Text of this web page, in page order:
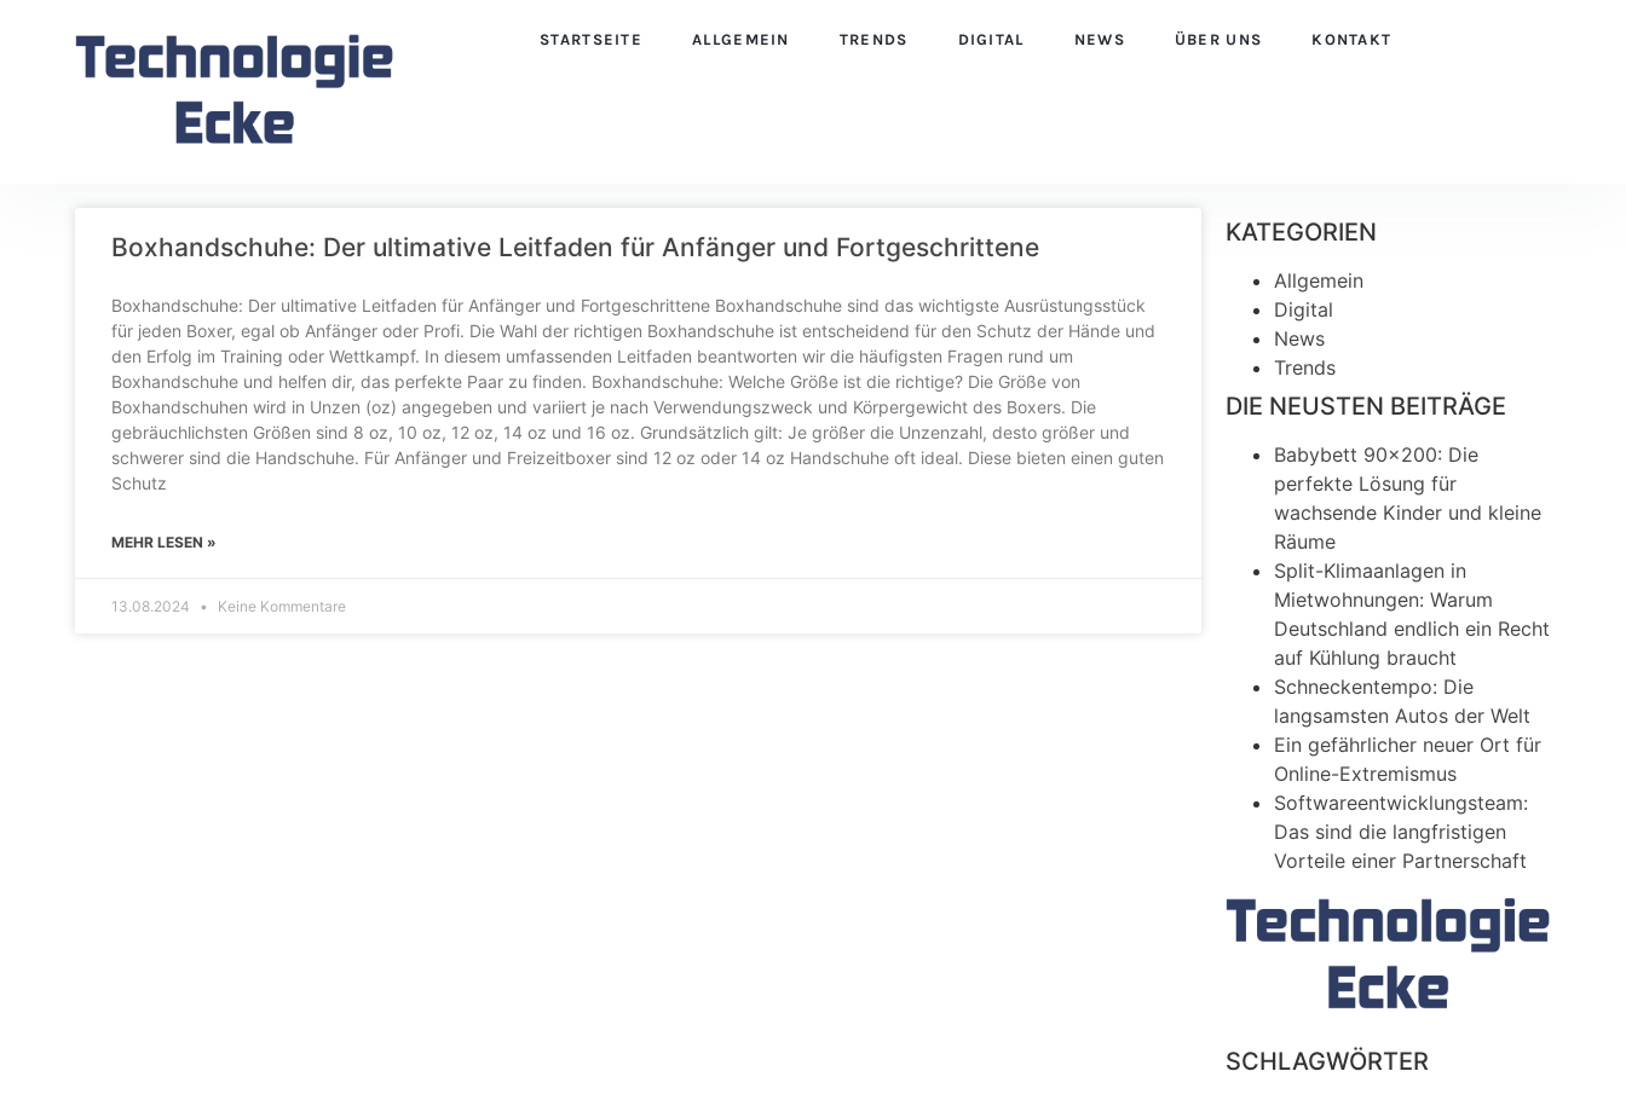
STARTSEITE ALLGEMEIN TRENDS DIGITAL NEWS ÜBER UNS KONTAKT
Boxhandschuhe: Der ultimative Leitfaden für Anfänger und Fortgeschrittene
Boxhandschuhe: Der ultimative Leitfaden für Anfänger und Fortgeschrittene Boxhandschuhe sind das wichtigste Ausrüstungsstück
für jeden Boxer, egal ob Anfänger oder Profi. Die Wahl der richtigen Boxhandschuhe ist entscheidend für den Schutz der Hände und
den Erfolg im Training oder Wettkampf. In diesem umfassenden Leitfaden beantworten wir die häufigsten Fragen rund um
Boxhandschuhe und helfen dir, das perfekte Paar zu finden. Boxhandschuhe: Welche Größe ist die richtige? Die Größe von
Boxhandschuhen wird in Unzen (oz) angegeben und variiert je nach Verwendungszweck und Körpergewicht des Boxers. Die
gebräuchlichsten Größen sind 8 oz, 10 oz, 12 oz, 14 oz und 16 oz. Grundsätzlich gilt: Je größer die Unzenzahl, desto größer und
schwerer sind die Handschuhe. Für Anfänger und Freizeitboxer sind 12 oz oder 14 oz Handschuhe oft ideal. Diese bieten einen guten
Schutz
MEHR LESEN »
13.08.2024 Keine Kommentare
KATEGORIEN
Allgemein
Digital
News
Trends
DIE NEUSTEN BEITRÄGE
Babybett 90×200: Die
perfekte Lösung für
wachsende Kinder und kleine
Räume
Split-Klimaanlagen in
Mietwohnungen: Warum
Deutschland endlich ein Recht
auf Kühlung braucht
Schneckentempo: Die
langsamsten Autos der Welt
Ein gefährlicher neuer Ort für
Online-Extremismus
Softwareentwicklungsteam:
Das sind die langfristigen
Vorteile einer Partnerschaft
SCHLAGWÖRTER